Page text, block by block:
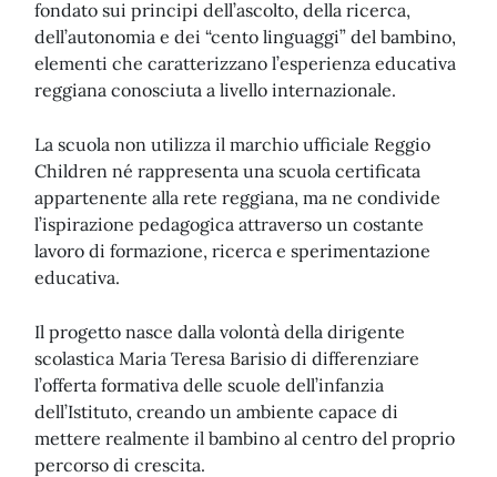
fondato sui principi dell’ascolto, della ricerca,
dell’autonomia e dei “cento linguaggi” del bambino,
elementi che caratterizzano l’esperienza educativa
reggiana conosciuta a livello internazionale.
La scuola non utilizza il marchio ufficiale Reggio
Children né rappresenta una scuola certificata
appartenente alla rete reggiana, ma ne condivide
l’ispirazione pedagogica attraverso un costante
lavoro di formazione, ricerca e sperimentazione
educativa.
Il progetto nasce dalla volontà della dirigente
scolastica Maria Teresa Barisio di differenziare
l’offerta formativa delle scuole dell’infanzia
dell’Istituto, creando un ambiente capace di
mettere realmente il bambino al centro del proprio
percorso di crescita.